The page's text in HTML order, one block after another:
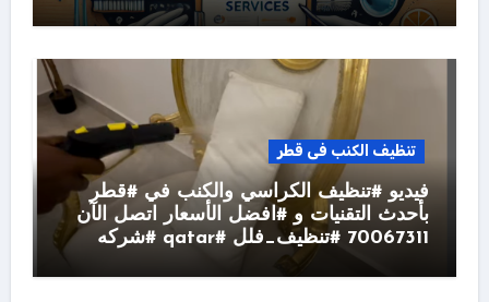
تنظيف الكنب فى قطر
فيديو #تنظيف الكراسي والكنب في #قطر
بأحدث التقنيات و #افضل الأسعار اتصل الآن
70067311 #تنظيف_فلل #qatar #شركه